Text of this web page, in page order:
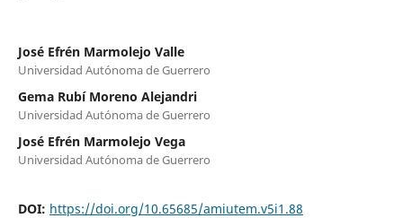
José Efrén Marmolejo Valle
Universidad Autónoma de Guerrero
Gema Rubí Moreno Alejandri
Universidad Autónoma de Guerrero
José Efrén Marmolejo Vega
Universidad Autónoma de Guerrero
DOI: https://doi.org/10.65685/amiutem.v5i1.88